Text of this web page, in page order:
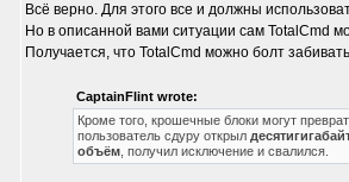
Всё верно. Для этого все и должны
Но в описанной вами ситуации сам TotalCmd
Получается, что TotalCmd можно болт
CaptainFlint wrote:
Кроме того, крошечные блоки могут
пользователь сдуру открыл
объём , получил исключение и свалился.